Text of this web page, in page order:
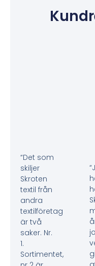
“Det som
skiljer
Skroten
textil från
andra
textilföretag
är två
saker. Nr.
1.
Sortimentet,